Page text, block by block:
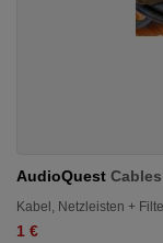
AudioQuest
Kabel, Netzleisten +
1 €